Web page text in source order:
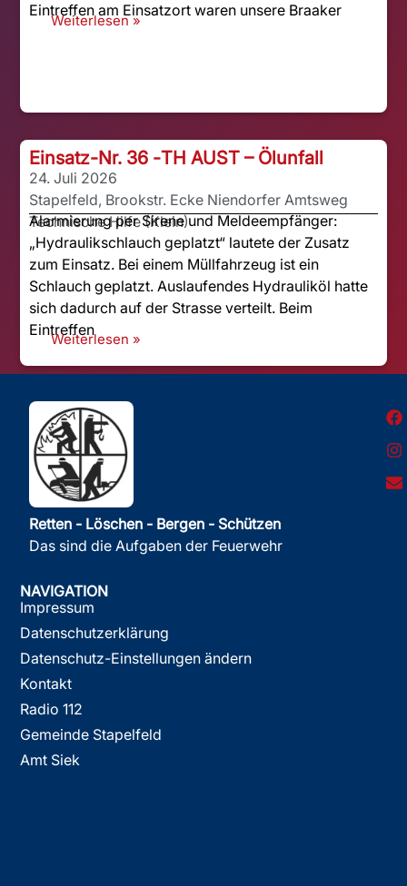
Eintreffen am Einsatzort waren unsere Braaker
Weiterlesen »
Einsatz-Nr. 36 -TH AUST – Ölunfall
24. Juli 2026
Stapelfeld, Brookstr. Ecke Niendorfer Amtsweg
Technische Hilfe (Klein)
Alarmierung per Sirene und Meldeempfänger:
„Hydraulikschlauch geplatzt“ lautete der Zusatz
zum Einsatz. Bei einem Müllfahrzeug ist ein
Schlauch geplatzt. Auslaufendes Hydrauliköl hatte
sich dadurch auf der Strasse verteilt. Beim
Eintreffen
Weiterlesen »
Retten - Löschen - Bergen - Schützen
Das sind die Aufgaben der Feuerwehr
NAVIGATION
Impressum
Datenschutzerklärung
Datenschutz-Einstellungen ändern
Kontakt
Radio 112
Gemeinde Stapelfeld
Amt Siek